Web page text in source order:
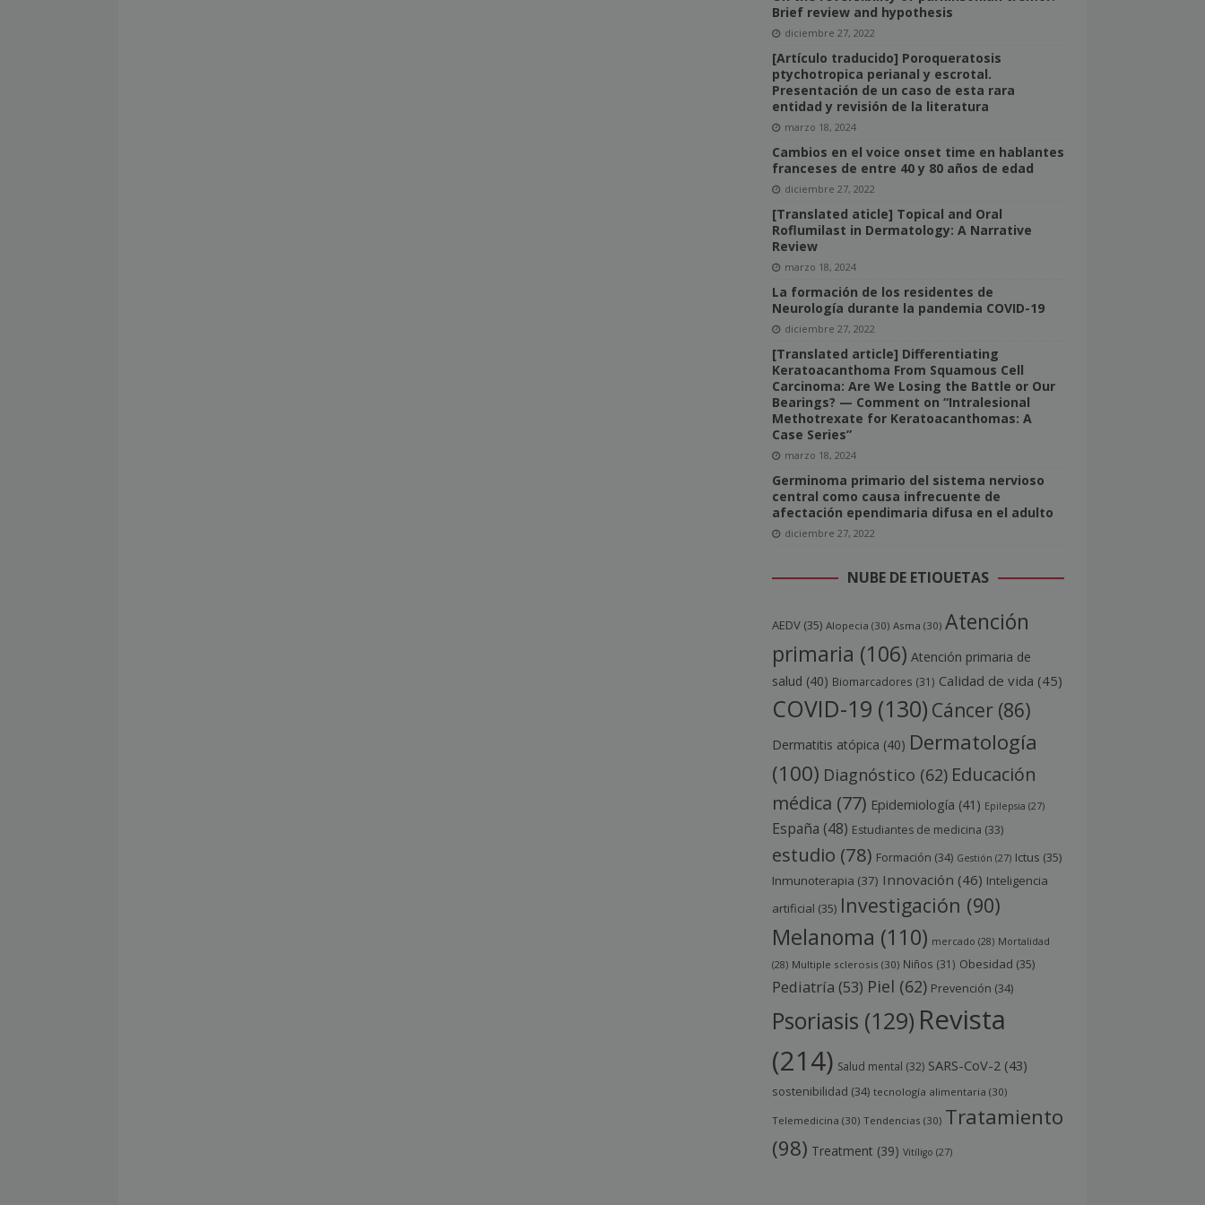
Brief review and hypothesis
diciembre 27, 2022
[Artículo traducido] Poroqueratosis
ptychotropica perianal y escrotal.
Presentación de un caso de esta rara
entidad y revisión de la literatura
marzo 18, 2024
Cambios en el voice onset time en hablantes
franceses de entre 40 y 80 años de edad
diciembre 27, 2022
[Translated aticle] Topical and Oral
Roflumilast in Dermatology: A Narrative
Review
marzo 18, 2024
La formación de los residentes de
Neurología durante la pandemia COVID-19
diciembre 27, 2022
[Translated article] Differentiating
Keratoacanthoma From Squamous Cell
Carcinoma: Are We Losing the Battle or Our
Bearings? — Comment on “Intralesional
Methotrexate for Keratoacanthomas: A
Case Series”
marzo 18, 2024
Germinoma primario del sistema nervioso
central como causa infrecuente de
afectación ependimaria difusa en el adulto
diciembre 27, 2022
NUBE DE ETIQUETAS
AEDV(35) Alopecia (30) Asma (30) Atención
primaria (106) Atención primaria de
salud (40) Biomarcadores (31) Calidad de vida (45)
COVID-19 (130) Cáncer(86)
Dermatitis atópica (40) Dermatología
(100) Diagnóstico (62) Educación
médica (77) Epidemiología (41) Epilepsia (27)
España (48) Estudiantes de medicina (33)
estudio (78) Formación (34) Gestión (27) Ictus (35)
Inmunoterapia (37) Innovación (46) Inteligencia
artificial (35) Investigación (90)
Melanoma (110) mercado (28) Mortalidad
(28) Multiple sclerosis (30) Niños (31) Obesidad (35)
Pediatría (53) Piel (62) Prevención (34)
Psoriasis (129) Revista
(214) Salud mental (32) SARS-CoV-2 (43)
sostenibilidad (34) tecnología alimentaria (30)
Telemedicina (30) Tendencias (30) Tratamiento
(98) Treatment (39) Vitíligo (27)